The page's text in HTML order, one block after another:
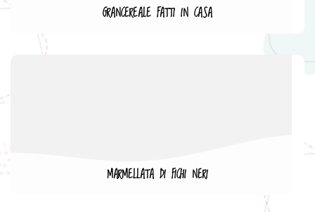
GRANCEREALE FATTI IN CASA
MARMELLATA DI FICHI NERI